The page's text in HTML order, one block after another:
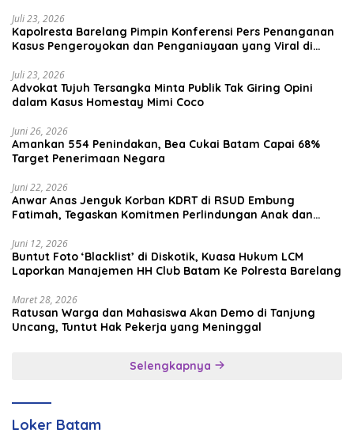
Juli 23, 2026
Kapolresta Barelang Pimpin Konferensi Pers Penanganan
Kasus Pengeroyokan dan Penganiayaan yang Viral di
Juli 23, 2026
Advokat Tujuh Tersangka Minta Publik Tak Giring Opini
dalam Kasus Homestay Mimi Coco
Juni 26, 2026
Amankan 554 Penindakan, Bea Cukai Batam Capai 68%
Target Penerimaan Negara
Juni 22, 2026
Anwar Anas Jenguk Korban KDRT di RSUD Embung
Fatimah, Tegaskan Komitmen Perlindungan Anak dan
Juni 12, 2026
Buntut Foto ‘Blacklist’ di Diskotik, Kuasa Hukum LCM
Laporkan Manajemen HH Club Batam Ke Polresta Barelang
Maret 28, 2026
Ratusan Warga dan Mahasiswa Akan Demo di Tanjung
Uncang, Tuntut Hak Pekerja yang Meninggal
Selengkapnya
Loker Batam